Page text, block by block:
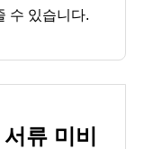
수 있습니다.
류 미비